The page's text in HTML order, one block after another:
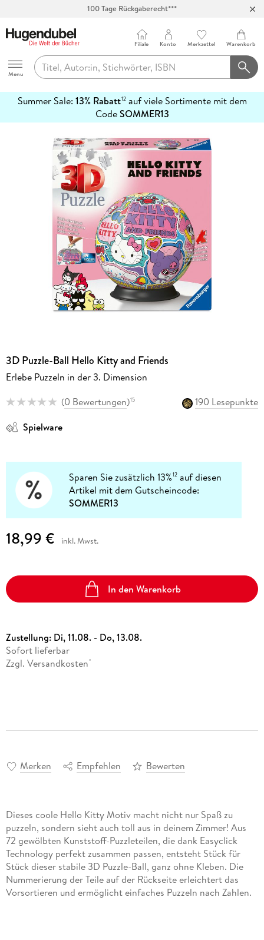
100 Tage Rückgaberecht***
Hugendubel
Menu
Filiale Konto Merkzettel Warenkorb
Summer Sale: 13% Rabatt12auf viele Sortimente mit dem
CodeSOMMER13
erfahren
3D Puzzle-Ball Hello Kitty and Friends
Erlebe Puzzeln in der 3. Dimension
(0 Bewertungen)15
190 Lesepunkte
Spielware
Sparen Sie zusätzlich 13%12 auf diesen
Artikel mit dem Gutscheincode:
SOMMER13
18,99 € inkl. Mwst.
In den Warenkorb
Zustellung: Di, 11.08. - Do, 13.08.
Sofort lieferbar
Zzgl. Versandkosten *
Merken Empfehlen Bewerten
Dieses coole Hello Kitty Motiv macht nicht nur Spaß zu
puzzeln, sondern sieht auch toll aus in deinem Zimmer! Aus
72 gewölbten Kunststoff-Puzzleteilen, die dank Easyclick
Technology perfekt zusammen passen, entsteht Stück für
Stück dieser stabile 3D Puzzle-Ball, ganz ohne Kleben. Die
Nummerierung der Teile auf der Rückseite erleichtert das
Vorsortieren und ermöglicht einfaches Puzzeln nach Zahlen.